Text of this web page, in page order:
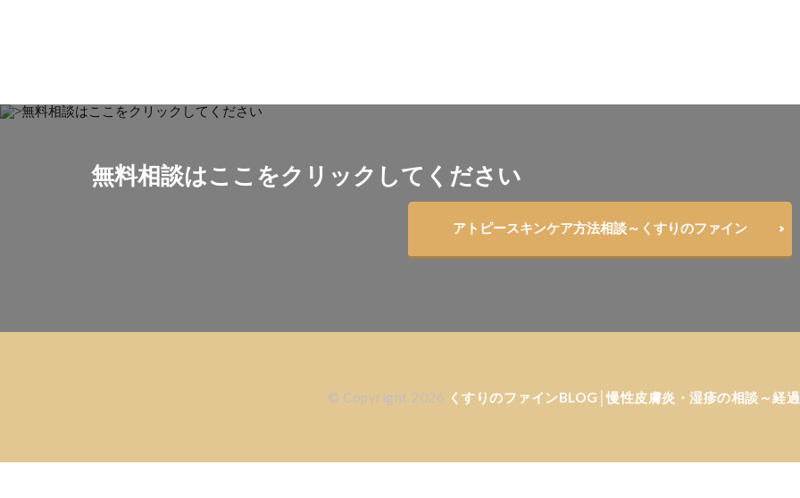
無料相談はここをクリックしてください
アトピースキンケア方法相談～くすりのファイン
© Copyright 2026 くすりのファインBLOG│慢性皮膚炎・湿疹の相談～経